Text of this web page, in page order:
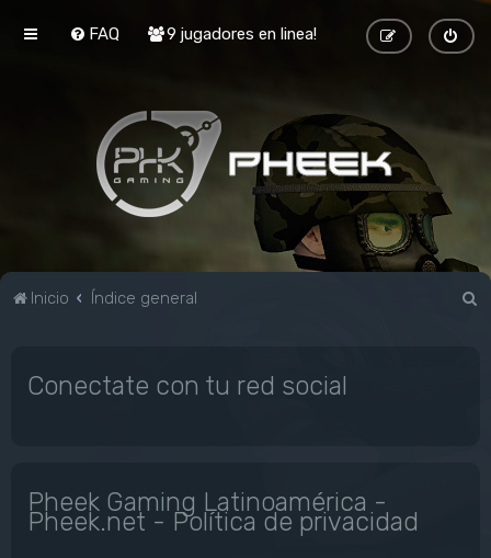
FAQ 9 jugadores en linea!
Inicio Índice general
Conectate con tu red social
Pheek Gaming Latinoamérica -
Pheek.net - Política de privacidad